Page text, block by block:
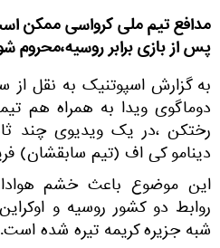
مدافع تیم ملی کرواسی ممکن
پس از بازی برابر روسیه،محروم
به گزارش اسپوتنیک به نقل از
دوماگوی ویدا به همراه هم
رختکن ،در یک ویدیوی چند
دینامو کی اف (تیم سابقشان)
این موضوع باعث خشم
روابط دو کشور روسیه و
شبه جزیره کریمه تیره شده است.